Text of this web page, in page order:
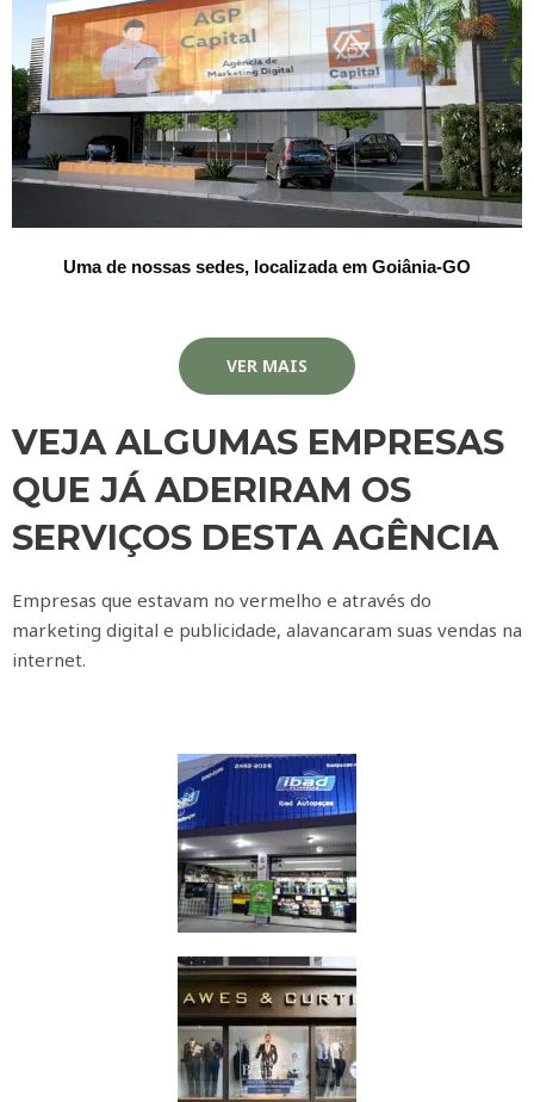
Uma de nossas sedes, localizada em Goiânia-GO
VER MAIS
VEJA ALGUMAS EMPRESAS
QUE JÁ ADERIRAM OS
SERVIÇOS DESTA AGÊNCIA
Empresas que estavam no vermelho e através do
marketing digital e publicidade, alavancaram suas vendas na
internet.